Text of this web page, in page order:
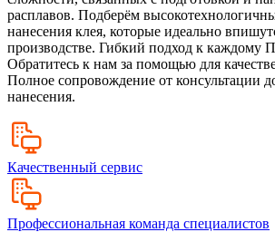
расплавов. Подберём
нанесения клея, которые идеально
производстве. Гибкий подход к каждому
Обратитесь к нам за помощью для
Полное сопровождение от консультации
нанесения.
Качественный сервис
Профессиональная команда специалистов